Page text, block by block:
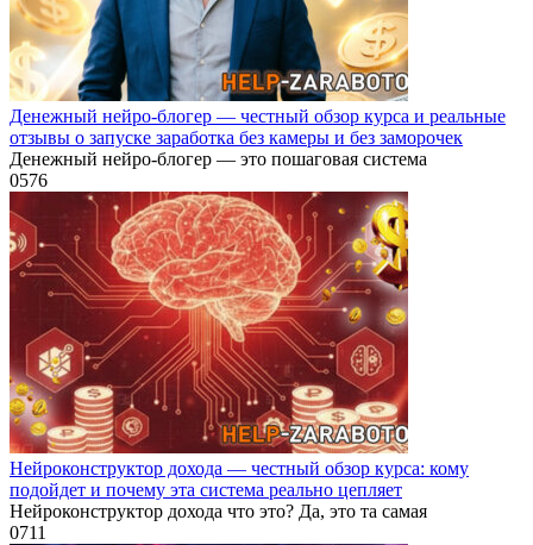
Денежный нейро-блогер — честный обзор курса и реальные
отзывы о запуске заработка без камеры и без заморочек
Денежный нейро-блогер — это пошаговая система
0576
Нейроконструктор дохода — честный обзор курса: кому
подойдет и почему эта система реально цепляет
Нейроконструктор дохода что это? Да, это та самая
0711